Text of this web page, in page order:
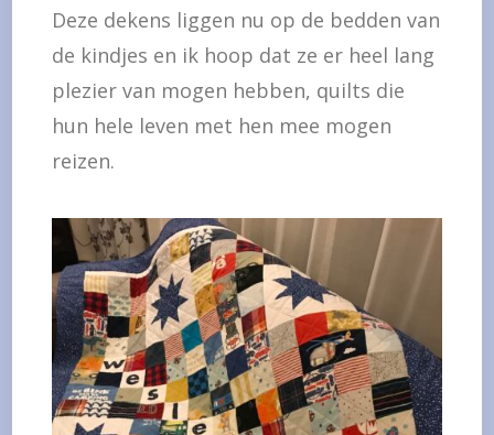
Deze dekens liggen nu op de bedden van
de kindjes en ik hoop dat ze er heel lang
plezier van mogen hebben, quilts die
hun hele leven met hen mee mogen
reizen.